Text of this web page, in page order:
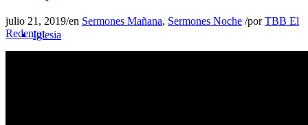
Iglesia
julio 21, 2019/en Sermones Mañana, Sermones Noche /porTBB El
Redentor